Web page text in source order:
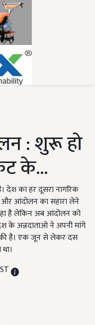
: शुरू हो
के...
देश का हर दूसरा नागरिक
और आंदोलन का सहारा लेने
है लेकिन अब आंदोलन को
के अन्नदाताओ ने अपनी मांगे
की है। एक जून से लेकर दस